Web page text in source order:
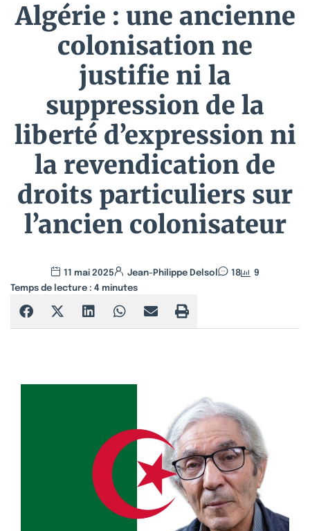
Algérie : une ancienne
colonisation ne
justifie ni la
suppression de la
liberté d’expression ni
la revendication de
droits particuliers sur
l’ancien colonisateur
11 mai 2025 Jean-Philippe Delsol 18
9
Temps de lecture : 4 minutes